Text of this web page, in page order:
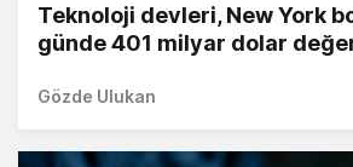
Teknoloji devleri, New York
günde 401 milyar dolar
Gözde Ulukan